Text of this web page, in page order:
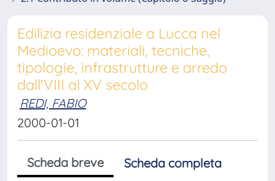
Edilizia residenziale a Lucca nel
Medioevo: materiali, tecniche,
tipologie, infrastrutture e arredo
dall'VIII al XV secolo
REDI, FABIO
2000-01-01
Scheda breve
Scheda completa